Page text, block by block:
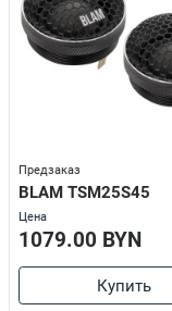
Предзаказ
BLAM TSM25S45
Цена
1079.00 BYN
Купить